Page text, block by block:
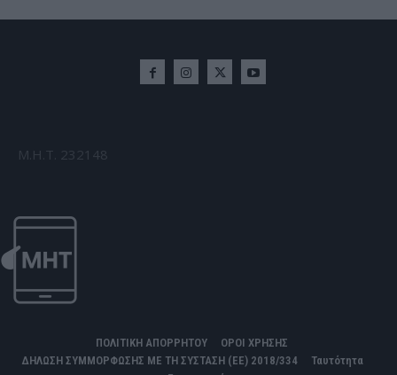
Μ.Η.Τ. 232148
ΠΟΛΙΤΙΚΗ ΑΠΟΡΡΗΤΟΥ
ΟΡΟΙ ΧΡΗΣΗΣ
ΔΗΛΩΣΗ ΣΥΜΜΟΡΦΩΣΗΣ ΜΕ ΤΗ ΣΥΣΤΑΣΗ (ΕΕ) 2018/334
Ταυτότητα